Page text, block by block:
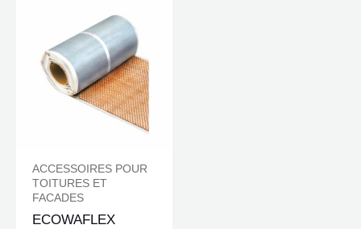
ACCESSOIRES POUR
TOITURES ET
FACADES
ECOWAFLEX